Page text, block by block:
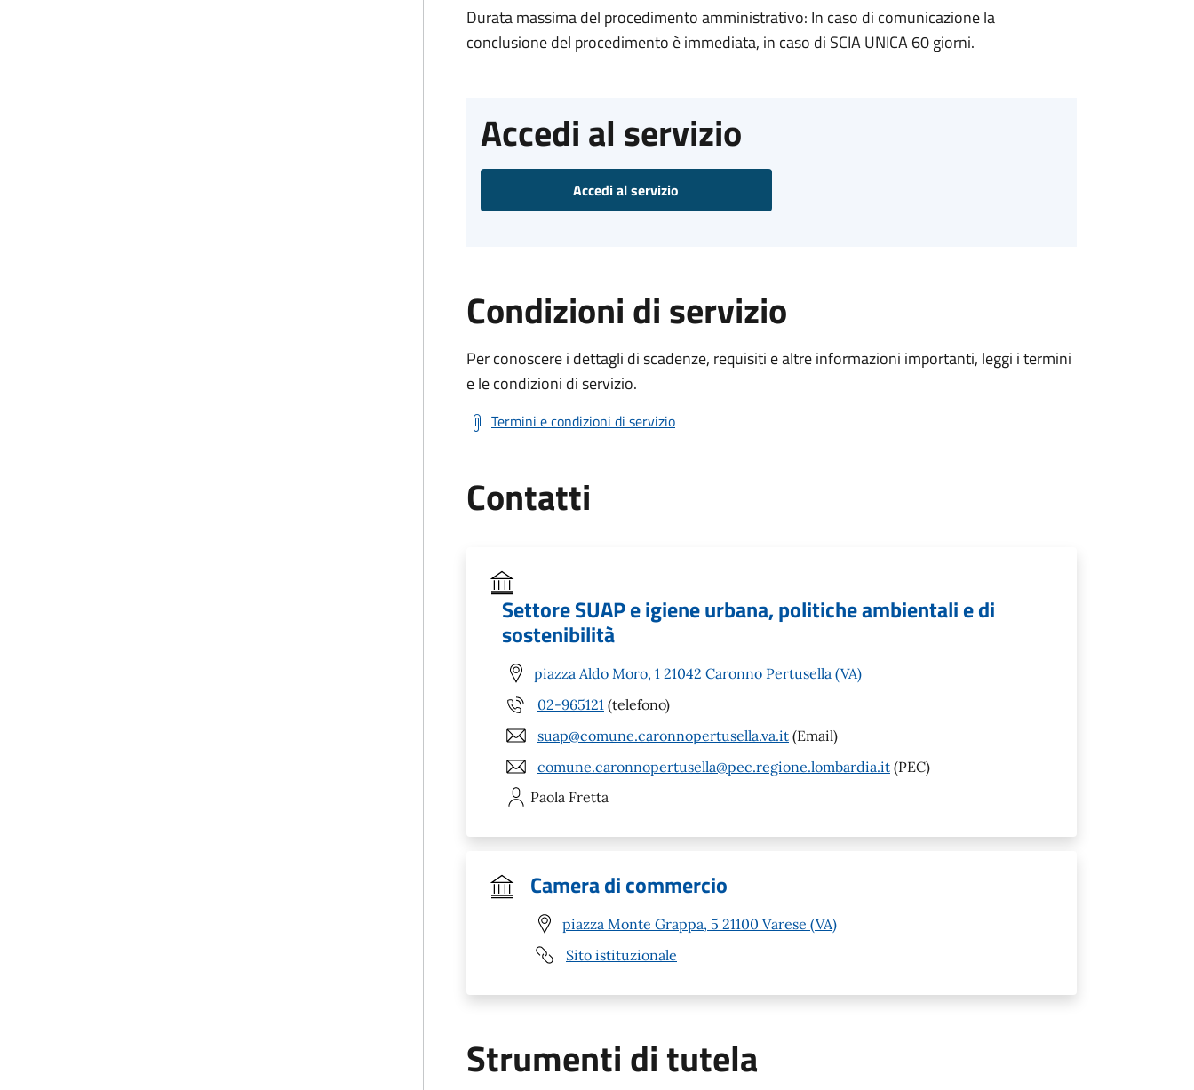
Durata massima del procedimento amministrativo: In caso di comunicazione la
conclusione del procedimento è immediata, in caso di SCIA UNICA 60 giorni.
Accedi al servizio
Accedi al servizio
Condizioni di servizio
Per conoscere i dettagli di scadenze, requisiti e altre informazioni importanti, leggi i termini
e le condizioni di servizio.
Termini e condizioni di servizio
Contatti
Settore SUAP e igiene urbana, politiche ambientali e di
sostenibilità
piazza Aldo Moro, 1 21042 Caronno Pertusella (VA)
02-965121 (telefono)
suap@comune.caronnopertusella.va.it (Email)
comune.caronnopertusella@pec.regione.lombardia.it (PEC)
Paola Fretta
Camera di commercio
piazza Monte Grappa, 5 21100 Varese (VA)
Sito istituzionale
Strumenti di tutela